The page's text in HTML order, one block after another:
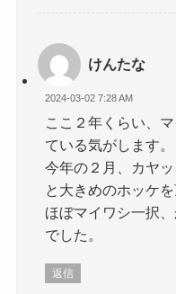
けんたな
2024-03-02 7:28 AM
ここ２年くらい、
ている気がします。
今年の２月、カヤ
と大きめのホッケ
ほぼマイワシ一択
でした。
返信